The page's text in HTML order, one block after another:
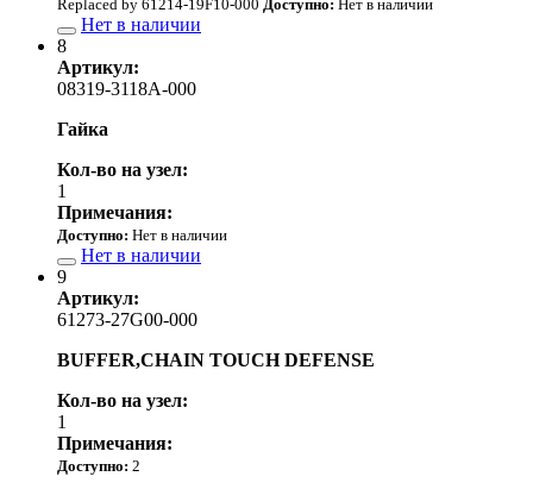
Replaced by 61214-19F10-000 Доступно: Нет в наличии
Нет в наличии
8
Артикул:
08319-3118A-000
Гайка
Кол-во на узел:
1
Примечания:
Доступно: Нет в наличии
Нет в наличии
9
Артикул:
61273-27G00-000
BUFFER,CHAIN TOUCH DEFENSE
Кол-во на узел:
1
Примечания:
Доступно: 2